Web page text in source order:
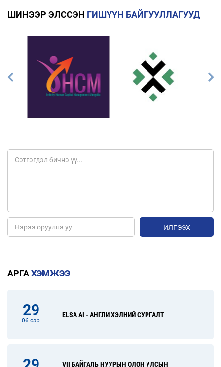
ШИНЭЭР ЭЛССЭН ГИШҮҮН БАЙГУУЛЛАГУУД
ИЛГЭЭХ
АРГАХЭМЖЭЭ
29
06 сар
ELSA AI - АНГЛИ ХЭЛНИЙ СУРГАЛТ
VII БАЙГАЛЬ НУУРЫН ОЛОН УЛСЫН